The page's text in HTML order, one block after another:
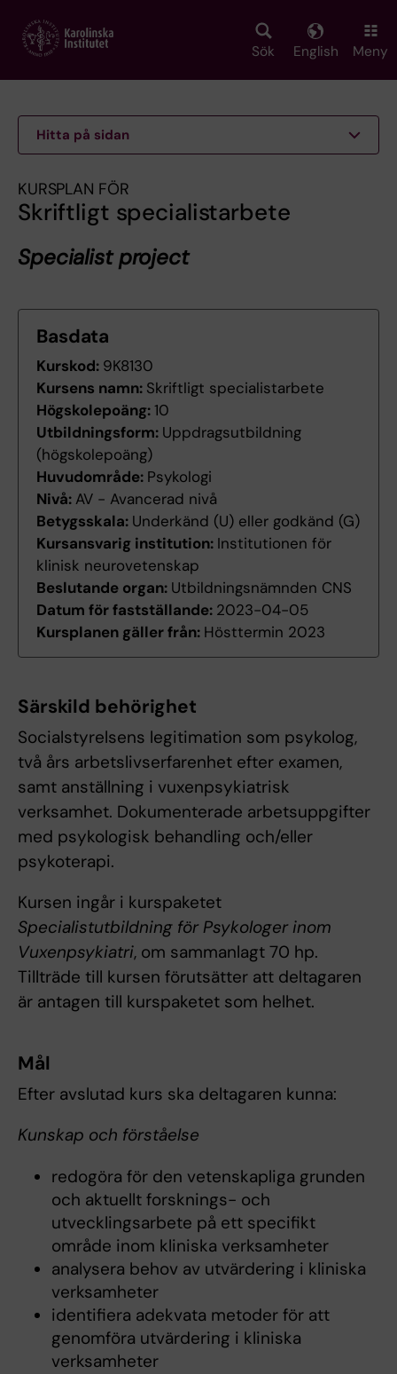
main
Sök English Meny
Hitta på sidan
KURSPLAN FÖR
Skriftligt specialistarbete
Specialist project
Basdata
Kurskod: 9K8130
Kursens namn: Skriftligt specialistarbete
Högskolepoäng:10
Utbildningsform: Uppdragsutbildning
(högskolepoäng)
Huvudområde: Psykologi
Nivå: AV - Avancerad nivå
Betygsskala: Underkänd (U) eller godkänd (G)
Kursansvarig institution: Institutionen för
klinisk neurovetenskap
Beslutande organ: Utbildningsnämnden CNS
Datum för fastställande: 2023-04-05
Kursplanen gäller från: Hösttermin 2023
Särskild behörighet
Socialstyrelsens legitimation som psykolog,
två års arbetslivserfarenhet efter examen,
samt anställning i vuxenpsykiatrisk
verksamhet. Dokumenterade arbetsuppgifter
med psykologisk behandling och/eller
psykoterapi.
Kursen ingår i kurspaketet
Specialistutbildning för Psykologer inom
Vuxenpsykiatri, om sammanlagt 70 hp.
Tillträde till kursen förutsätter att deltagaren
är antagen till kurspaketet som helhet.
Mål
Efter avslutad kurs ska deltagaren kunna:
Kunskap och förståelse
redogöra för den vetenskapliga grunden
och aktuellt forsknings- och
utvecklingsarbete på ett specifikt
område inom kliniska verksamheter
analysera behov av utvärdering i kliniska
verksamheter
identifiera adekvata metoder för att
genomföra utvärdering i kliniska
verksamheter